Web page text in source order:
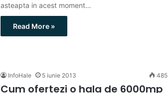
asteapta in acest moment…
Read More »
InfoHale 5 iunie 2013 485
Cum ofertezi o hala de 6000mp